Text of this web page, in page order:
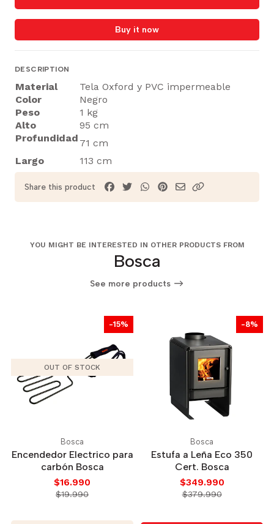
Buy it now
DESCRIPTION
Material
Tela Oxford y PVC impermeable
Color
Negro
Peso
1 kg
Alto
95 cm
Profundidad 71 cm
Largo
113 cm
Share this product
YOU MIGHT BE INTERESTED IN OTHER PRODUCTS FROM
Bosca
See more products
-15%
OUT OF STOCK
Bosca
Encendedor Electrico para
carbón Bosca
$16.990
$19.990
-8%
Bosca
Estufa a Leña Eco 350
Cert. Bosca
$349.990
$379.990